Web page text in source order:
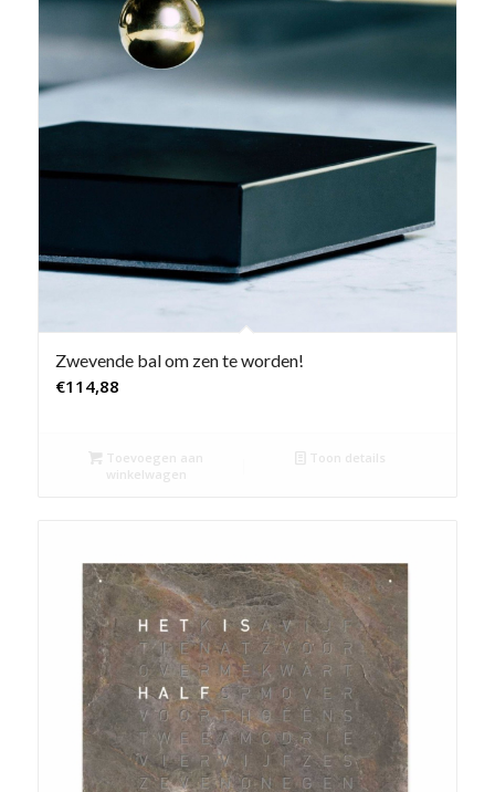
Zwevende bal om zen te worden!
€114,88
Toevoegen aan
winkelwagen
Toon details